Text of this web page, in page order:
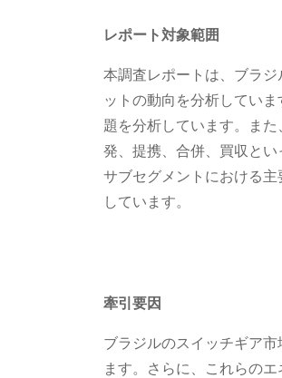
レポート対象範囲
本調査レポートは、ブラ
ットの動向を分析してい
題を分析しています。ま
発、提携、合併、買収と
サブセグメントにおける
しています。
牽引要因
ブラジルのスイッチギア
ます。さらに、これらの